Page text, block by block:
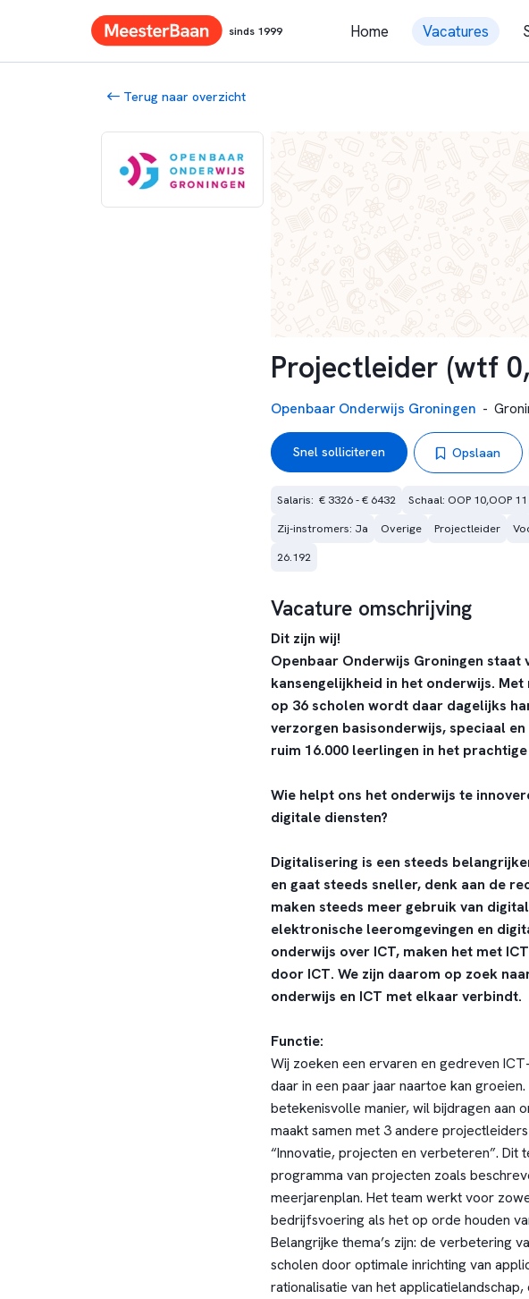
sinds 1999 Home Vacatures
Terug naar overzicht
Projectleider (wtf
Openbaar Onderwijs Groningen -
Snel solliciteren Opslaan
Salaris:  € 3326 - € 6432 Schaal: OOP 10,OOP 11
Zij-instromers: Ja
Overige Projectleider
26.192
Vacature omschrijving
Dit zijn wij!
Openbaar Onderwijs Groningen staat
kansengelijkheid in het onderwijs.
op 36 scholen wordt daar dagelijks
verzorgen basisonderwijs, speciaal
ruim 16.000 leerlingen in het
Wie helpt ons het onderwijs te
digitale diensten?
Digitalisering is een steeds
en gaat steeds sneller, denk aan de
maken steeds meer gebruik van
elektronische leeromgevingen en
onderwijs over ICT, maken het met
door ICT. We zijn daarom op zoek
onderwijs en ICT met elkaar verbindt.
Functie:
Wij zoeken een ervaren en gedreven
daar in een paar jaar naartoe kan
betekenisvolle manier, wil bijdragen aan
maakt samen met 3 andere
“Innovatie, projecten en verbeteren”. Dit
programma van projecten zoals
meerjarenplan. Het team werkt voor
bedrijfsvoering als het op orde houden
Belangrijke thema’s zijn: de verbetering
scholen door optimale inrichting van
rationalisatie van het